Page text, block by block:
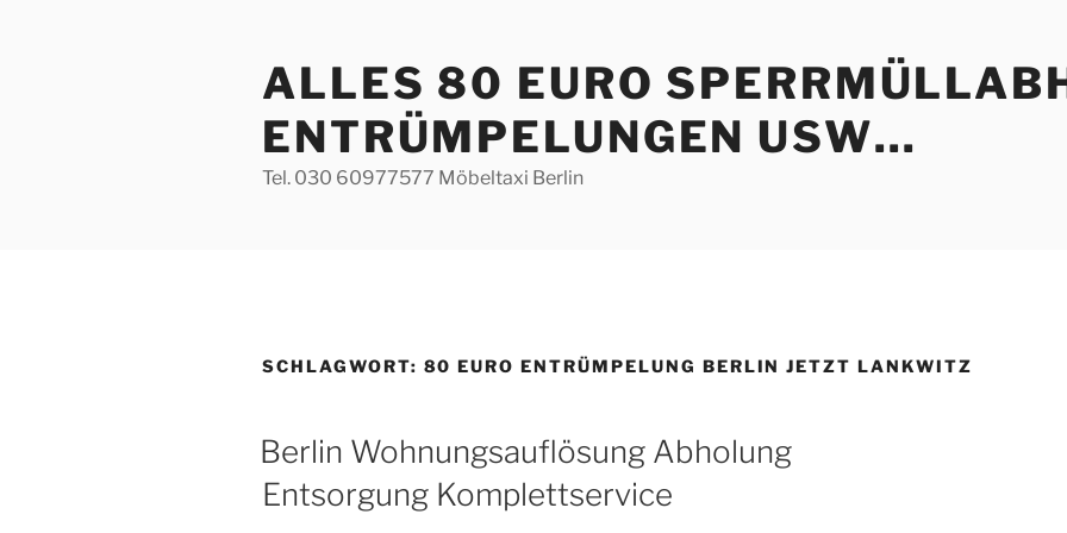
ALLES 80 EURO
ENTRÜMPELUNGEN USW…
Tel. 030 60977577 Möbeltaxi Berlin
SCHLAGWORT: 80 EURO ENTRÜMPELUNG BERLIN JETZT LANKWITZ
VERÖFFENTLICHT
AM
Berlin Wohnungsauflösung Abholung
Entsorgung Komplettservice